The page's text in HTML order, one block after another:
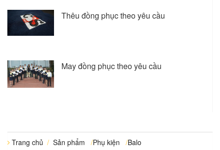
Thêu đồng phục theo yêu cầu
May đồng phục theo yêu cầu
Trang chủ / Sản phẩm /Phụ kiện /Balo